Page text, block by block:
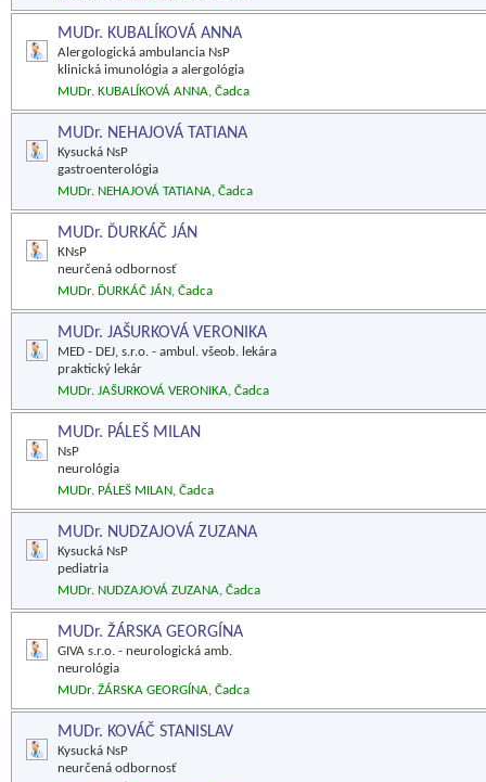
MUDr. KUBALÍKOVÁ ANNA
Alergologická ambulancia NsP
klinická imunológia a alergológia
MUDr. KUBALÍKOVÁ ANNA, Čadca
MUDr. NEHAJOVÁ TATIANA
Kysucká NsP
gastroenterológia
MUDr. NEHAJOVÁ TATIANA, Čadca
MUDr. ĎURKÁČ JÁN
KNsP
neurčená odbornosť
MUDr. ĎURKÁČ JÁN, Čadca
MUDr. JAŠURKOVÁ VERONIKA
MED - DEJ, s.r.o. - ambul. všeob. lekára
praktický lekár
MUDr. JAŠURKOVÁ VERONIKA, Čadca
MUDr. PÁLEŠ MILAN
NsP
neurológia
MUDr. PÁLEŠ MILAN, Čadca
MUDr. NUDZAJOVÁ ZUZANA
Kysucká NsP
pediatria
MUDr. NUDZAJOVÁ ZUZANA, Čadca
MUDr. ŽÁRSKA GEORGÍNA
GIVA s.r.o. - neurologická amb.
neurológia
MUDr. ŽÁRSKA GEORGÍNA, Čadca
MUDr. KOVÁČ STANISLAV
Kysucká NsP
neurčená odbornosť